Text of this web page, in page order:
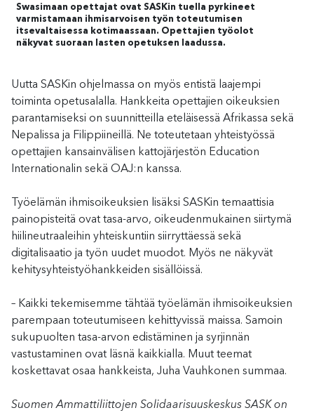
Swasimaan opettajat ovat SASKin tuella pyrkineet
varmistamaan ihmisarvoisen työn toteutumisen
itsevaltaisessa kotimaassaan. Opettajien työolot
näkyvat suoraan lasten opetuksen laadussa.
Uutta SASKin ohjelmassa on myös entistä laajempi
toiminta opetusalalla. Hankkeita opettajien oikeuksien
parantamiseksi on suunnitteilla eteläisessä Afrikassa sekä
Nepalissa ja Filippiineillä. Ne toteutetaan yhteistyössä
opettajien kansainvälisen kattojärjestön Education
Internationalin sekä OAJ:n kanssa.
Työelämän ihmisoikeuksien lisäksi SASKin temaattisia
painopisteitä ovat tasa-arvo, oikeudenmukainen siirtymä
hiilineutraaleihin yhteiskuntiin siirryttäessä sekä
digitalisaatio ja työn uudet muodot. Myös ne näkyvät
kehitysyhteistyöhankkeiden sisällöissä.
– Kaikki tekemisemme tähtää työelämän ihmisoikeuksien
parempaan toteutumiseen kehittyvissä maissa. Samoin
sukupuolten tasa-arvon edistäminen ja syrjinnän
vastustaminen ovat läsnä kaikkialla. Muut teemat
koskettavat osaa hankkeista, Juha Vauhkonen summaa.
Suomen Ammattiliittojen Solidaarisuuskeskus SASK on